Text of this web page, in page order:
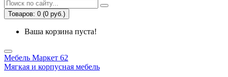
Товаров: 0 (0 руб.)
Ваша корзина пуста!
Мебель Маркет 62
Мягкая и корпусная мебель